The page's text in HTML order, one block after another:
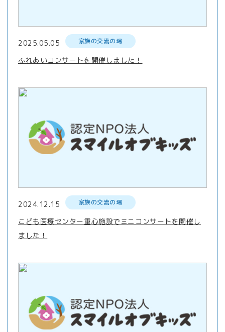
2025.05.05 家族の交流の場
ふれあいコンサートを開催しました！
2024.12.15 家族の交流の場
こども医療センター重心施設でミニコンサートを開催し
ました！